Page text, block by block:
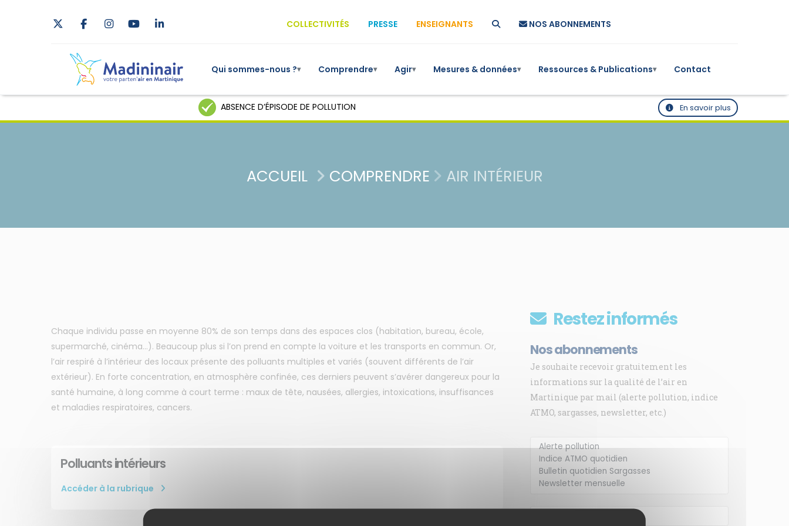
COLLECTIVITÉS PRESSE ENSEIGNANTS NOS ABONNEMENTS
Qui sommes-nous ?▾ Comprendre▾ Agir▾ Mesures & données▾ Ressources & Publications▾ Contact
ABSENCE D’ÉPISODE DE POLLUTION En savoir plus
ACCUEIL COMPRENDRE AIR INTÉRIEUR
Chaque individu passe en moyenne 80% de son temps dans des espaces clos (habitation, bureau, école,
supermarché, cinéma...). Beaucoup plus si l’on prend en compte la voiture et les transports en commun. Or,
l’air respiré à l’intérieur des locaux présente des polluants multiples et variés (souvent différents de l’air
extérieur). En forte concentration, en atmosphère confinée, ces derniers peuvent s’avérer dangereux pour la
santé humaine, à long comme à court terme : maux de tête, nausées, allergies, intoxications, insuffisances
et maladies respiratoires, cancers.
Polluants intérieurs
Accéder à la rubrique
Restez informés
Nos abonnements
Je souhaite recevoir gratuitement les
informations sur la qualité de l’air en
Martinique par mail (alerte pollution, indice
ATMO, sargasses, newsletter, etc.)